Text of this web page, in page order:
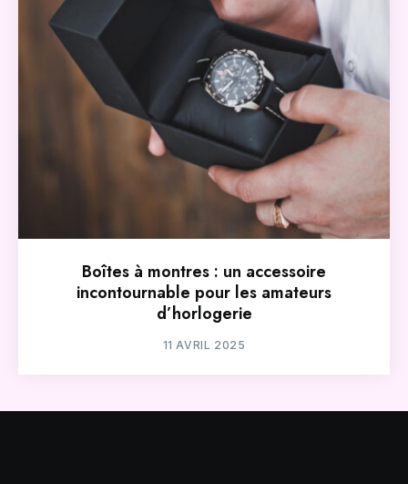
Boîtes à montres : un accessoire
incontournable pour les amateurs
d’horlogerie
11 AVRIL 2025